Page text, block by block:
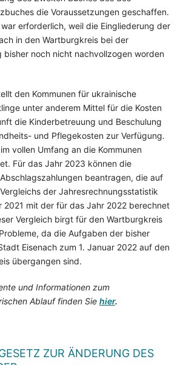
die Voraussetzungen geschaffen.
erforderlich, weil die Eingliederung der
in den Wartburgkreis bei der
bisher noch nicht nachvollzogen worden
den Kommunen für ukrainische
unter anderem Mittel für die Kosten
die Kinderbetreuung und Beschulung
und Pflegekosten zur Verfügung.
vollen Umfang an die Kommunen
Für das Jahr 2023 können die
beantragen, die auf
der Jahresrechnungsstatistik
2021 mit der für das Jahr 2022 berechnet
Vergleich birgt für den Wartburgkreis
da die Aufgaben der bisher
Eisenach zum 1. Januar 2022 auf den
übergangen sind.
und Informationen zum
Ablauf finden Sie hier.
ZUR ÄNDERUNG DES